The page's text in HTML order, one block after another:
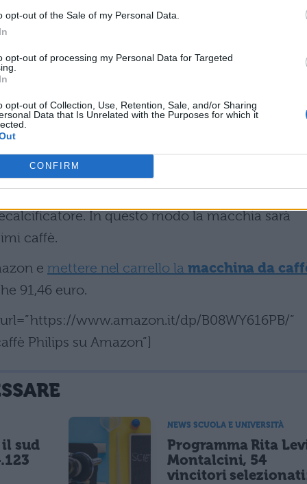
opt-out of the Sale of my Personal Data.
opt-out of processing my Personal Data for Targeted
opt-out of Collection, Use, Retention, Sale, and/or Sharing
Data that Is Unrelated with the Purposes for which it
CONFIRM
allora ti farà piacere sapere che potrai
Plus, per uno strato dicrema sottile e denso,
facilmente le componenti e metterle
che ti avvisaquando è il momentoper fare
In questo modo la macchia sarà
caffè.
e mettere nel carrello la macchina da
91,46 euro.
www.amazon.it/dp/B08WY616PB/”
Philips su Amazon”]
sud
NEWS SCUOLA E UNIVERSITÀ
Programma Rita
Montalcini, 54
vincitori